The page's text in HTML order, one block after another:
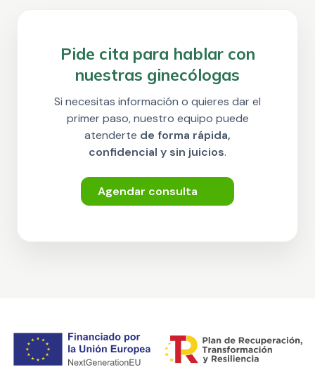
Pide cita para hablar con
nuestras ginecólogas
Si necesitas información o quieres dar el
primer paso, nuestro equipo puede
atenderte de forma rápida,
confidencial y sin juicios.
Agendar consulta